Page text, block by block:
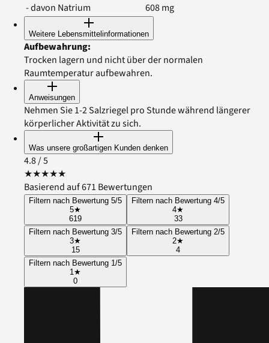
- davon Natrium
608mg
Weitere Lebensmittelinformationen
Aufbewahrung:
Trocken lagern und nicht über der normalen
Raumtemperatur aufbewahren.
Anweisungen
Nehmen Sie 1-2 Salzriegel pro Stunde während längerer
körperlicher Aktivität zu sich.
Was unsere großartigen Kunden denken
4.8/ 5
★★★★★
Basierend auf 671 Bewertungen
Filtern nach Bewertung 5/5
5★
619
Filtern nach Bewertung 4/5
4★
33
Filtern nach Bewertung 3/5
3★
15
Filtern nach Bewertung 2/5
2★
4
Filtern nach Bewertung 1/5
1 ★
0